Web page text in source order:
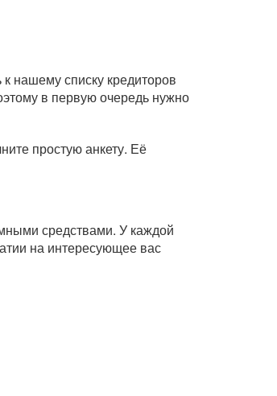
нашему списку кредиторов
в первую очередь нужно
простую анкету. Её
средствами. У каждой
на интересующее вас